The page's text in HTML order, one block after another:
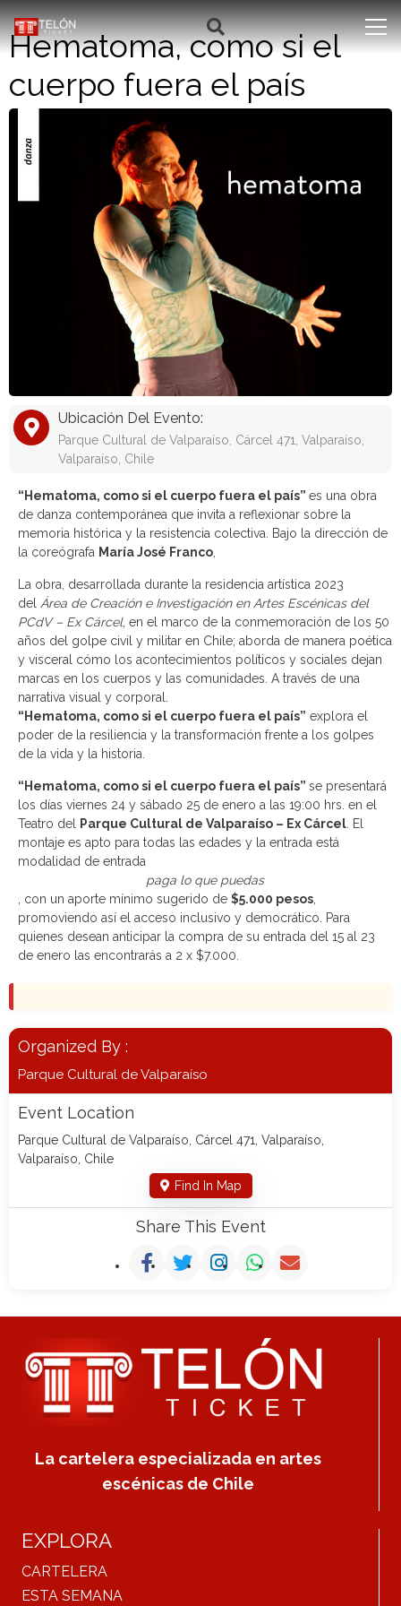
Hematoma, como si el
cuerpo fuera el país
Ubicación Del Evento:
Parque Cultural de Valparaíso, Cárcel 471, Valparaíso,
Valparaíso, Chile
“Hematoma, como si el cuerpo fuera el país” es una obra
de danza contemporánea que invita a reflexionar sobre la
memoria histórica y la resistencia colectiva. Bajo la dirección de
la coreógrafa María José Franco
La obra, desarrollada durante la residencia artística 2023
del Área de Creación e Investigación en Artes Escénicas del
PCdV – Ex Cárcel, en el marco de la conmemoración de los 50
años del golpe civil y militar en Chile; aborda de manera poética
y visceral cómo los acontecimientos políticos y sociales dejan
marcas en los cuerpos y las comunidades. A través de una
narrativa visual y corporal.
“Hematoma, como si el cuerpo fuera el país” explora el
poder de la resiliencia y la transformación frente a los golpes
de la vida y la historia.
“Hematoma, como si el cuerpo fuera el país” se presentará
los días viernes 24 y sábado 25 de enero a las 19:00 hrs. en el
Teatro del
Parque Cultural de Valparaíso – Ex Cárcel . El
montaje es apto para todas las edades y la entrada está
modalidad de entrada
paga lo que puedas
, con un aporte mínimo sugerido de $5.000 pesos
promoviendo así el acceso inclusivo y democrático. Para
quienes desean anticipar la compra de su entrada del 15 al 23
de enero las encontrarás a 2 x $7.000.
Organized By :
Parque Cultural de Valparaíso
Event Location
Parque Cultural de Valparaíso, Cárcel 471, Valparaíso,
Valparaíso, Chile
Find In Map
Share This Event
La cartelera especializada en artes
escénicas de Chile
EXPLORA
CARTELERA
ESTA SEMANA